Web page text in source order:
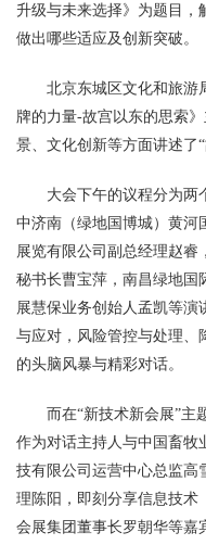
升级与未来选择》为题目，
做出哪些适应及创新突破。
北京东城区文化和旅游
牌的力量-故宫以东的思索
景、文化创新等方面讲述了
大会下午的议程分为两
中济南（绿地国博城）黄河
展览有限公司副总经理赵睿
秘书长曹宝萍，南昌绿地国
展慧保业务创始人孟凯等演
与应对，风险管控与处理、
的头脑风暴与精彩对话。
而在“新技术新会展”主
作为对话主持人与中国畜牧
技有限公司运营中心总监高
理陈阳，即刻分享信息技术
会展集团董事长罗朝华等嘉